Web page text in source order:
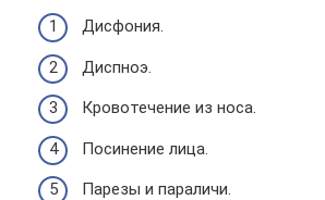
Дисфония.
Диспноэ.
Кровотечение из носа.
Посинение лица.
Парезы и параличи.